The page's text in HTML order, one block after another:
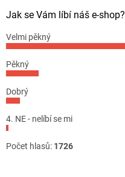
Jak se Vám líbí náš e-shop?
Velmi pěkný
Pěkný
Dobrý
4. NE - nelíbí se mi
Počet hlasů: 1726